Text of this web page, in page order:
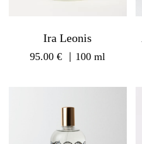
Ira Leonis
95.00€ ｜100 ml